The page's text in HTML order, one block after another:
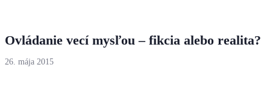
Ovládanie vecí mysľou – fikcia alebo realita?
26. mája 2015